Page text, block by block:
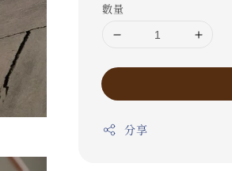
數量
分享